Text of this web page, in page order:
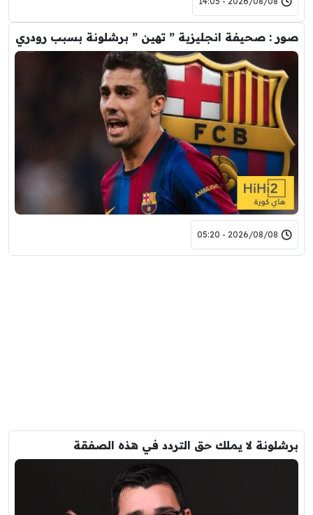
صور : صحيفة انجليزية ” تهين ” برشلونة بسبب رودري
2026/08/08 - 05:20
برشلونة لا يملك حق التردد في هذه الصفقة